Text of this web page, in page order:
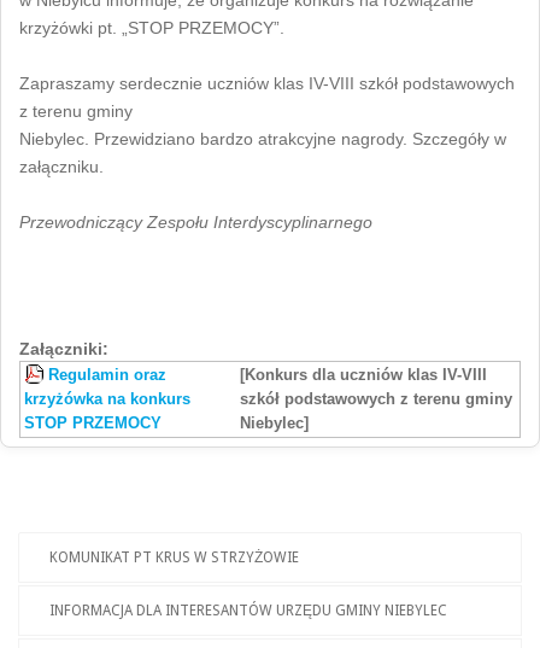
krzyżówki pt. „STOP PRZEMOCY”.
Zapraszamy serdecznie uczniów klas IV-VIII szkół podstawowych
z terenu gminy
Niebylec. Przewidziano bardzo atrakcyjne nagrody. Szczegóły w
załączniku.
Przewodniczący Zespołu Interdyscyplinarnego
Załączniki:
Regulamin oraz
krzyżówka na konkurs
STOP PRZEMOCY
[Konkurs dla uczniów klas IV-VIII
szkół podstawowych z terenu gminy
Niebylec]
KOMUNIKAT PT KRUS W STRZYŻOWIE
INFORMACJA DLA INTERESANTÓW URZĘDU GMINY NIEBYLEC